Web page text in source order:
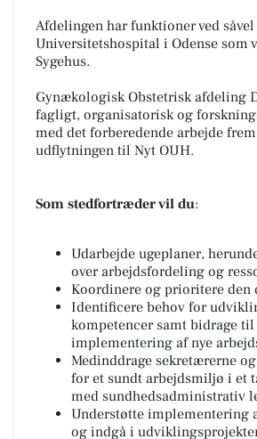
Afdelingen har funktioner ved såvel
Universitetshospital i Odense som
Sygehus.
Gynækologisk Obstetrisk afdeling
fagligt, organisatorisk og
med det forberedende arbejde
udflytningen til Nyt OUH.
Som stedfortræder vil du:
Udarbejde ugeplaner,
over arbejdsfordeling og
Koordinere og prioritere den
Identificere behov for
kompetencer samt bidrage
implementering af nye
Medinddrage sekretærerne
for et sundt arbejdsmiljø i et
med sundhedsadministrativ
Understøtte implementering
og indgå i